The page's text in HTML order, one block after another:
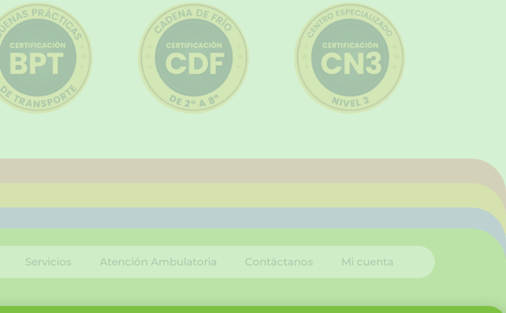
Servicios Atención Ambulatoria Contáctanos Mi cuenta
F I L